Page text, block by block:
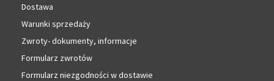
Dostawa
Warunki sprzedaży
Zwroty- dokumenty, informacje
Formularz zwrotów
Formularz niezgodności w dostawie